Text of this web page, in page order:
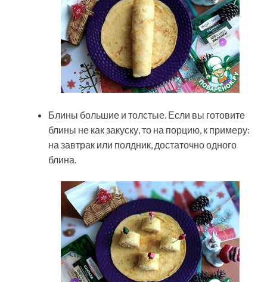
Блины большие и толстые. Если вы готовите
блины не как закуску, то на порцию, к примеру:
на завтрак или полдник, достаточно одного
блина.